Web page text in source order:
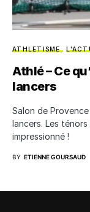
ATHLETISME
Athlé – Ce
lancers
Salon de
lancers. Les
impressionné !
BY ETIENNE GOURSAUD